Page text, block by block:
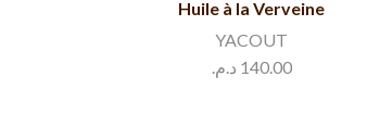
Huile à la Verveine
YACOUT
140.00 د.م.